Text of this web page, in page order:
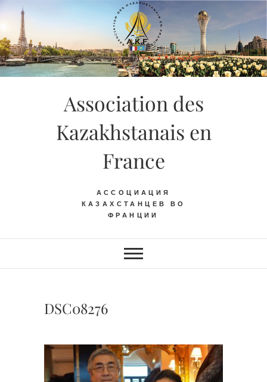
Skip
content
Association des
Kazakhstanais en
France
АССОЦИАЦИЯ
КАЗАХСТАНЦЕВ ВО
ФРАНЦИИ
DSC08276